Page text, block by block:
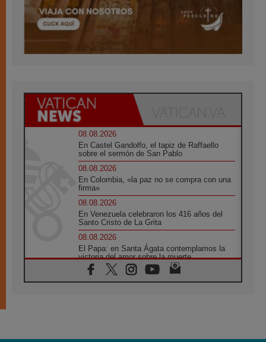
08.08.2026
En Castel Gandolfo, el tapiz de Raffaello
sobre el sermón de San Pablo
08.08.2026
En Colombia, «la paz no se compra con una
firma»
08.08.2026
En Venezuela celebraron los 416 años del
Santo Cristo de La Grita
08.08.2026
El Papa: en Santa Ágata contemplamos la
victoria del amor sobre la muerte
08.08.2026
León XIV visitará el Santuario de la Madre